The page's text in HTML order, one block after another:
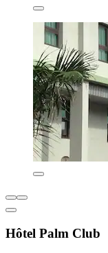
Hôtel Palm Club